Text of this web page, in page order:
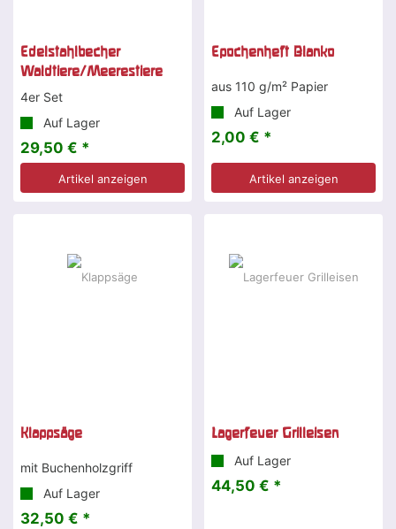
Edelstahlbecher
Waldtiere/Meerestiere
4er Set
Auf Lager
29,50 € *
Artikel anzeigen
Epochenheft Blanko
aus 110 g/m² Papier
Auf Lager
2,00 € *
Artikel anzeigen
Klappsäge
mit Buchenholzgriff
Auf Lager
32,50 € *
Lagerfeuer Grilleisen
Auf Lager
44,50 € *